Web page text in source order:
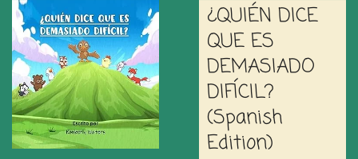
¿QUIÉN DICE
QUE ES
DEMASIADO
DIFÍCIL?
(Spanish
Edition)